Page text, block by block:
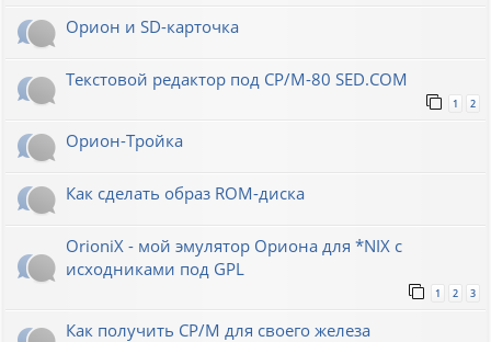
Орион и SD-карточка
Текстовой редактор под CP/M-80 SED.COM
1 2
Орион-Тройка
Как сделать образ ROM-диска
OrioniX - мой эмулятор Ориона для *NIX с
исходниками под GPL
1 2 3
Как получить CP/M для своего железа